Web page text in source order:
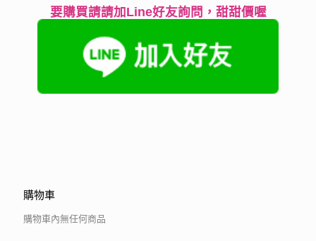
要購買請請加Line好友詢問，甜甜價喔
購物車
購物車內無任何商品